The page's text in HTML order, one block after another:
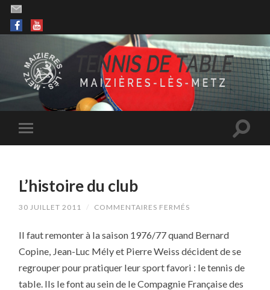
L’histoire du club
30 JUILLET 2011 / COMMENTAIRES FERMÉS
CLUB
Il faut remonter à la saison 1976/77 quand Bernard
Copine, Jean-Luc Mély et Pierre Weiss décident de se
regrouper pour pratiquer leur sport favori : le tennis de
table. Ils le font au sein de le Compagnie Française des